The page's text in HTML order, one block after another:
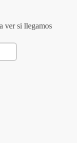
ver si llegamos